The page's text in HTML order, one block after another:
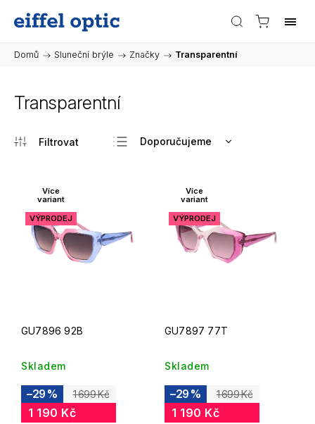
Domů / Sluneční brýle / Značky / Transparentní
Transparentní
Doporučujeme
Nejdražší
Abecedně
Více
variant
VÝPRODEJ
GU7896 92B
Skladem
1 699 Kč
–29 %
1 190 Kč
Více
variant
VÝPRODEJ
GU7897 77T
Skladem
1 699 Kč
–29 %
1 190 Kč